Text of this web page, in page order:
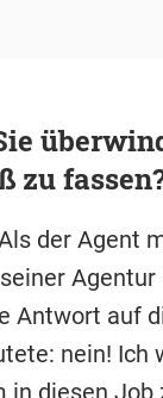
zu
der Agent
Antwort auf
nein! Ich